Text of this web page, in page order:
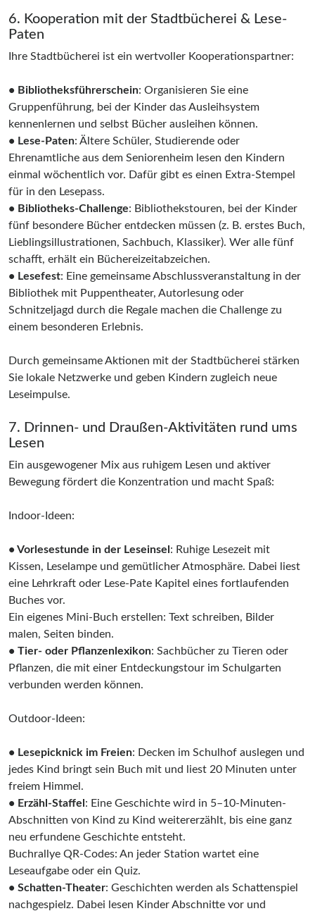
6. Kooperation mit der Stadtbücherei & Lese-
Paten
Ihre Stadtbücherei ist ein wertvoller Kooperationspartner:
• Bibliotheksführerschein: Organisieren Sie eine
Gruppenführung, bei der Kinder das Ausleihsystem
kennenlernen und selbst Bücher ausleihen können.
• Lese-Paten: Ältere Schüler, Studierende oder
Ehrenamtliche aus dem Seniorenheim lesen den Kindern
einmal wöchentlich vor. Dafür gibt es einen Extra-Stempel
für in den Lesepass.
• Bibliotheks-Challenge: Bibliothekstouren, bei der Kinder
fünf besondere Bücher entdecken müssen (z. B. erstes Buch,
Lieblingsillustrationen, Sachbuch, Klassiker). Wer alle fünf
schafft, erhält ein Büchereizeitabzeichen.
• Lesefest: Eine gemeinsame Abschlussveranstaltung in der
Bibliothek mit Puppentheater, Autorlesung oder
Schnitzeljagd durch die Regale machen die Challenge zu
einem besonderen Erlebnis.
Durch gemeinsame Aktionen mit der Stadtbücherei stärken
Sie lokale Netzwerke und geben Kindern zugleich neue
Leseimpulse.
7. Drinnen- und Draußen-Aktivitäten rund ums
Lesen
Ein ausgewogener Mix aus ruhigem Lesen und aktiver
Bewegung fördert die Konzentration und macht Spaß:
Indoor-Ideen:
• Vorlesestunde in der Leseinsel: Ruhige Lesezeit mit
Kissen, Leselampe und gemütlicher Atmosphäre. Dabei liest
eine Lehrkraft oder Lese-Pate Kapitel eines fortlaufenden
Buches vor.
Ein eigenes Mini-Buch erstellen: Text schreiben, Bilder
malen, Seiten binden.
• Tier- oder Pflanzenlexikon: Sachbücher zu Tieren oder
Pflanzen, die mit einer Entdeckungstour im Schulgarten
verbunden werden können.
Outdoor-Ideen:
• Lesepicknick im Freien: Decken im Schulhof auslegen und
jedes Kind bringt sein Buch mit und liest 20 Minuten unter
freiem Himmel.
• Erzähl-Staffel: Eine Geschichte wird in 5–10-Minuten-
Abschnitten von Kind zu Kind weitererzählt, bis eine ganz
neu erfundene Geschichte entsteht.
Buchrallye QR-Codes: An jeder Station wartet eine
Leseaufgabe oder ein Quiz.
• Schatten-Theater: Geschichten werden als Schattenspiel
nachgespielz. Dabei lesen Kinder Abschnitte vor und